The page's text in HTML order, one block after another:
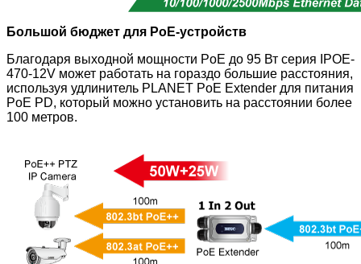
Большой бюджет для PoE-устройств
Благодаря выходной мощности PoE до 95 Вт серия IPOE-
470-12V может работать на гораздо большие расстояния,
используя удлинитель PLANET PoE Extender для питания
PoE PD, который можно установить на расстоянии более
100 метров.